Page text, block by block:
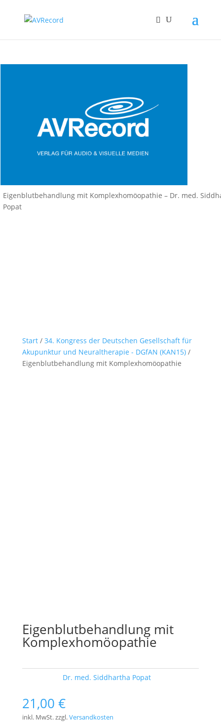
Eigenblutbehandlung mit Komplexhomöopathie – Dr. med.
Popat
Start/ 34. Kongress der Deutschen Gesellschaft für
Akupunktur und Neuraltherapie - DGfAN (KAN15)/
Eigenblutbehandlung mit Komplexhomöopathie
Eigenblutbehandlung mit
Komplexhomöopathie
Dr. med. Siddhartha Popat
21,00 €
inkl. MwSt.zzgl.Versandkosten